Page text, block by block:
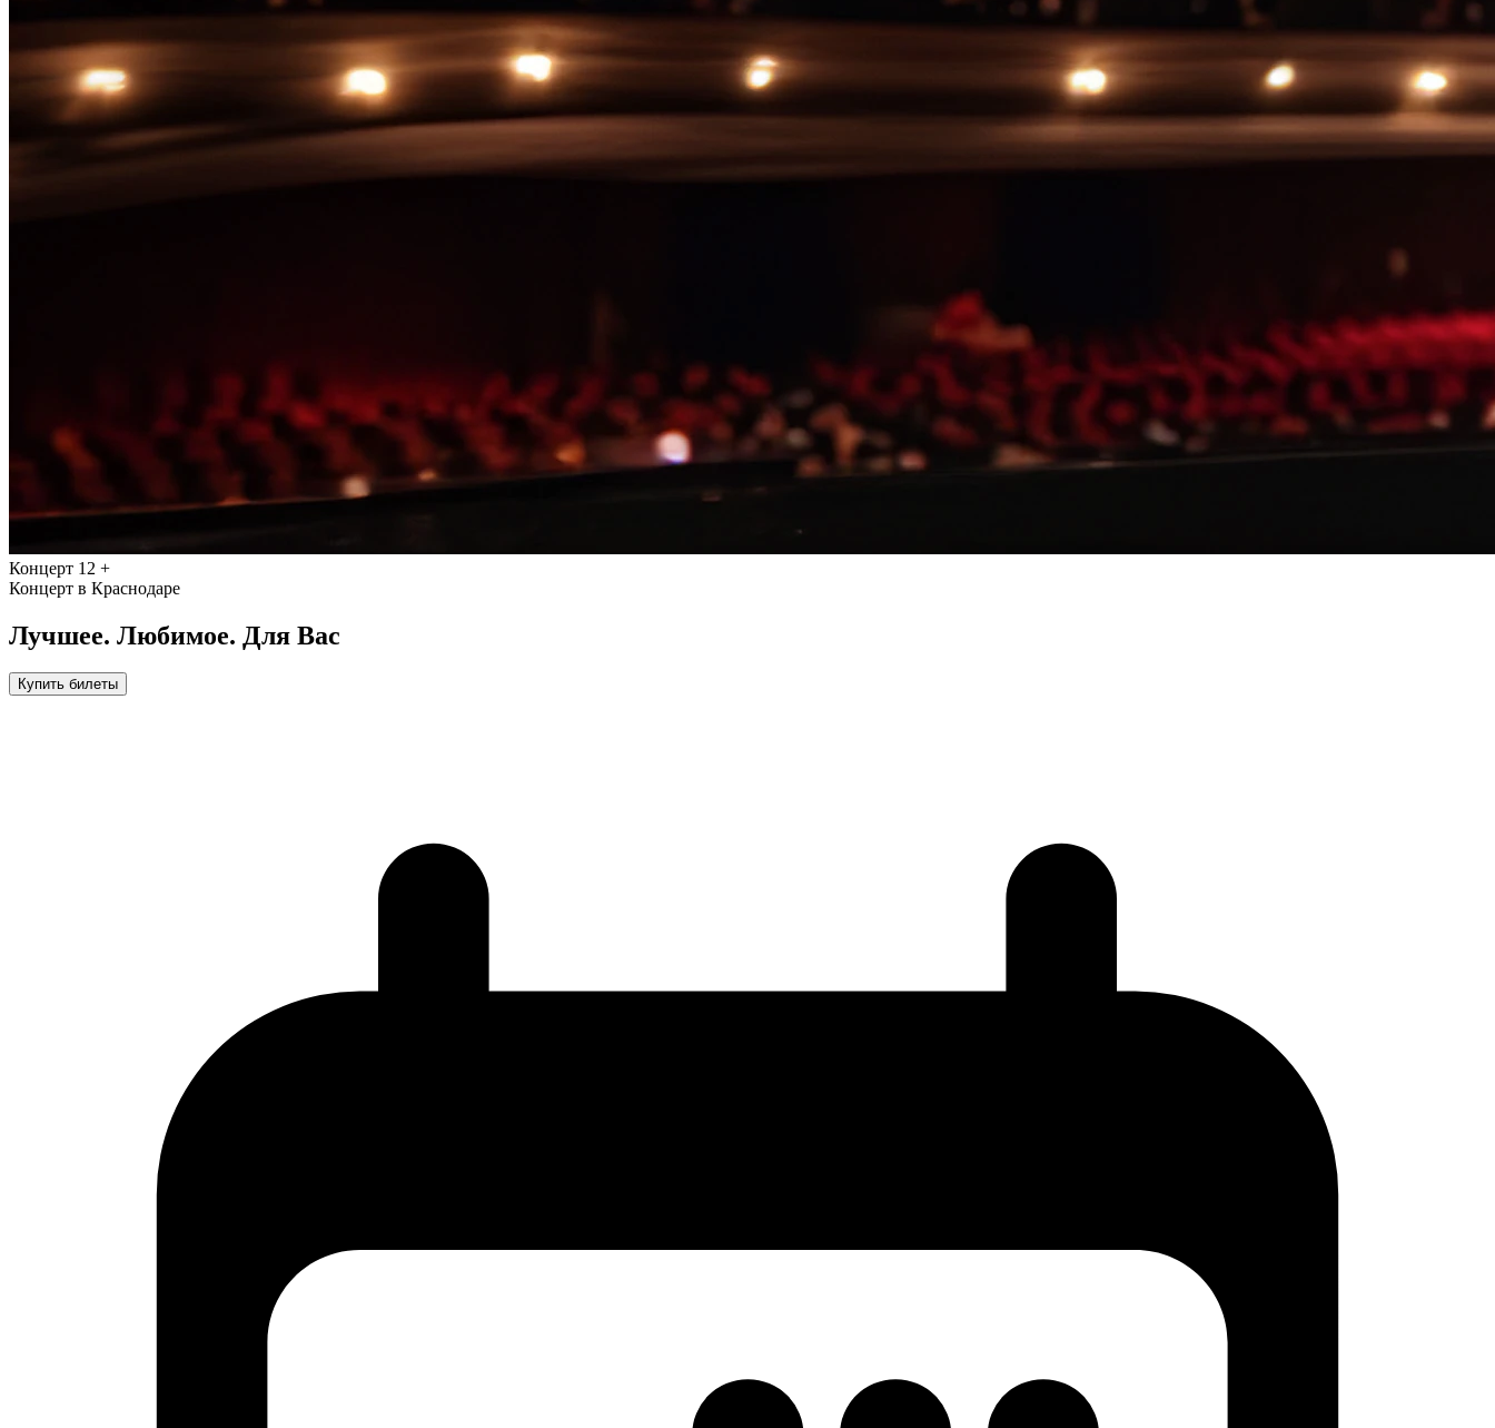
Концерт 12 +
Концерт в Краснодаре
Лучшее. Любимое. Для Вас
Купить билеты